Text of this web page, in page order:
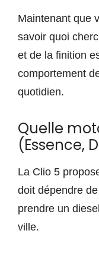
Maintenant que
savoir quoi
et de la finition
comportement
quotidien.
Quelle
(Essence,
La Clio 5
doit dépendre
prendre un
ville.